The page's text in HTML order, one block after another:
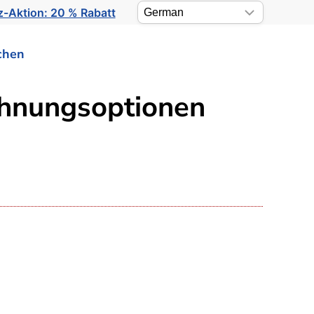
Aktion: 20 % Rabatt